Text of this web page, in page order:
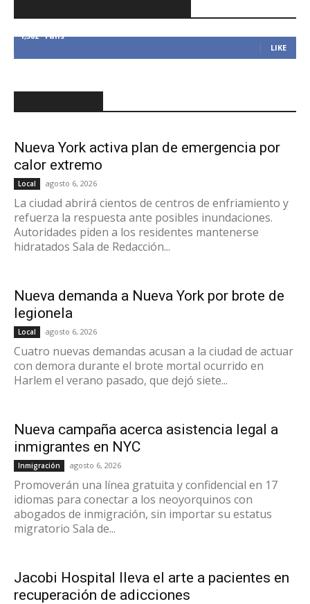
1,382 Fans
LIKE
Nueva York activa plan de emergencia por
calor extremo
Local agosto 6, 2026
La ciudad abrirá cientos de centros de enfriamiento y
refuerza la respuesta ante posibles inundaciones.
Autoridades piden a los residentes mantenerse
hidratados Sala de Redacción...
Nueva demanda a Nueva York por brote de
legionela
Local agosto 6, 2026
Cuatro nuevas demandas acusan a la ciudad de actuar
con demora durante el brote mortal ocurrido en
Harlem el verano pasado, que dejó siete...
Nueva campaña acerca asistencia legal a
inmigrantes en NYC
Inmigración agosto 6, 2026
Promoverán una línea gratuita y confidencial en 17
idiomas para conectar a los neoyorquinos con
abogados de inmigración, sin importar su estatus
migratorio Sala de...
Jacobi Hospital lleva el arte a pacientes en
recuperación de adicciones